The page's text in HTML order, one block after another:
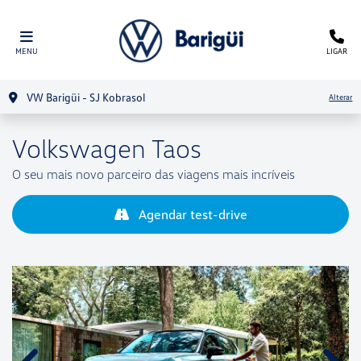
MENU LIGAR
VW Barigüi - SJ Kobrasol Alterar
Volkswagen Taos
O seu mais novo parceiro das viagens mais incríveis
Agendar test-drive